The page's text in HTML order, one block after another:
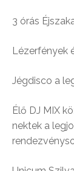
3 órás
Lézerfények
Jégdisco a
Élő DJ MIX
nektek a